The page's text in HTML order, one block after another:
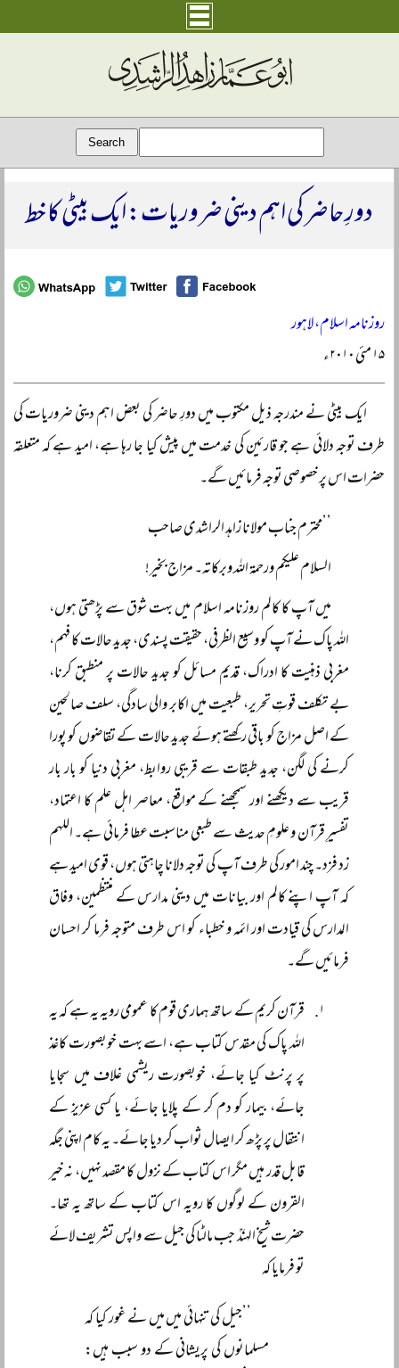
دورِ حاضر کی اہم دینی ضروریات: ایک بیٹی کا خط
روزنامہ اسلام، لاہور
۱۵ مئی ۲۰۱۰ء
ایک بیٹی نے مندرجہ ذیل مکتوب میں دورِ حاضر کی بعض اہم دینی ضروریات کی
طرف توجہ دلائی ہے جو قارئین کی خدمت میں پیش کیا جا رہا ہے، امید ہے کہ متعلقہ
حضرات اس پر خصوصی توجہ فرمائیں گے۔
’’محترم جناب مولانا زاہد الراشدی صاحب
السلام علیکم ورحمۃ اللہ وبرکاتہ۔ مزاج بخیر!
میں آپ کا کالم روزنامہ اسلام میں بہت شوق سے پڑھتی ہوں،
اللہ پاک نے آپ کو وسیع الظرفی، حقیقت پسندی، جدید حالات کا فہم،
مغربی ذہنیت کا ادراک، قدیم مسائل کو جدید حالات پر منطبق کرنا،
بے تکلف قوتِ تحریر، طبعیت میں اکابر والی سادگی، سلف صالحین
کے اصل مزاج کو باقی رکھتے ہوئے جدید حالات کے تقاضوں کو پورا
کرنے کی لگن، جدید طبقات سے قریبی روابط، مغربی دنیا کو بار بار
قریب سے دیکھنے اور سمجھنے کے مواقع، معاصر اہل علم کا اعتماد،
تفسیرِ قرآن و علومِ حدیث سے طبعی مناسبت عطا فرمائی ہے۔ اللہم
زد فزد۔ چند امور کی طرف آپ کی توجہ دلانا چاہتی ہوں، قوی امید ہے
کہ آپ اپنے کالم اور بیانات میں دینی مدارس کے منتظمین، وفاق
المدارس کی قیادت اور ائمہ و خطباء کو اس طرف متوجہ فرما کر احسان
فرمائیں گے۔
قرآن کریم کے ساتھ ہماری قوم کا عمومی رویہ یہ ہے کہ یہ
اللہ پاک کی مقدس کتاب ہے، اسے بہت خوبصورت کاغذ
پر پرنٹ کیا جائے، خوبصورت ریشمی غلاف میں سجایا
جائے، بیمار کو دم کر کے پلایا جائے، یا کسی عزیز کے
انتقال پر پڑھ کر ایصال ثواب کر دیا جائے۔ یہ کام اپنی جگہ
قابل قدر ہیں مگر اس کتاب کے نزول کا مقصد نہیں، نہ خیر
القرون کے لوگوں کا رویہ اس کتاب کے ساتھ یہ تھا۔
حضرت شیخ الہندؒ جب مالٹا کی جیل سے واپس تشریف لائے
تو فرمایا کہ
’’جیل کی تنہائی میں میں نے غور کیا کہ
مسلمانوں کی پریشانی کے دو سبب ہیں: